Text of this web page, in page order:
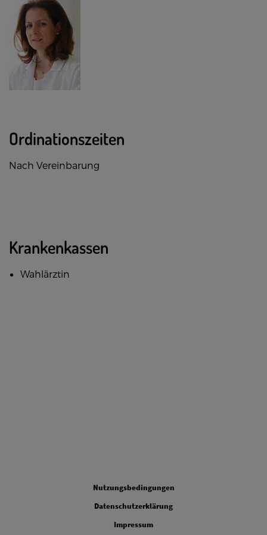
Ordinationszeiten
Nach Vereinbarung
Krankenkassen
Wahlärztin
Nutzungsbedingungen
Datenschutzerklärung
Impressum